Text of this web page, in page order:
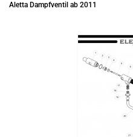
Aletta Dampfventil ab 2011